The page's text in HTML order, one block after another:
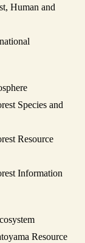
Human and
Species and
Resource
Information
Resource